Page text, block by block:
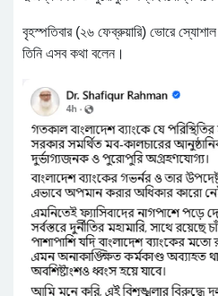
বৃহস্পতিবার (২৬ ফেব্রুয়ারি) ভোরে
তিনি এসব কথা বলেন।